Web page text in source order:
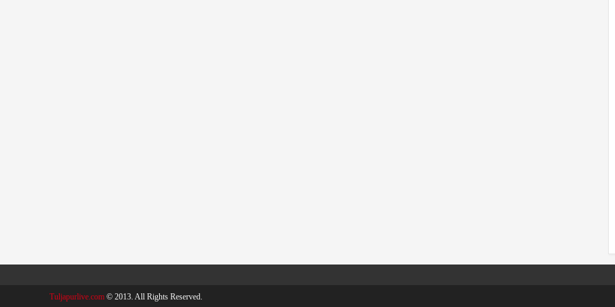
Tuljapurlive.com © 2013. All Rights Reserved.